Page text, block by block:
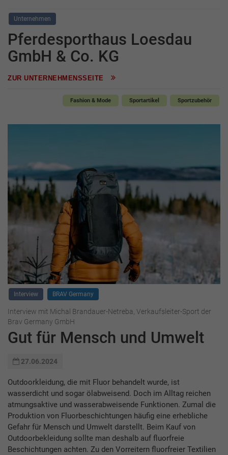
Unternehmen
Pferdesporthaus Loesdau
GmbH & Co. KG
ZUR UNTERNEHMENSSEITE
Fashion & Mode Sportartikel Sportzubehör
Interview BRAV Germany
Interview mit Michal Brandauer-Netreba, Verkaufsleiter-Sport der
Brav Germany GmbH
Gut für Mensch und Umwelt
27.06.2024
Outdoorkleidung, die mit Fluor behandelt wurde, ist
wasserdicht und sogar ölabweisend. Doch im Alltag reichen
atmungsaktive und wasserabweisende Funktionen. Zumal die
Produktion von Fluorbeschichtungen häufig eine erhebliche
Gefahr für Mensch und Umwelt darstellt. Beim Kauf von
Outdoorbekleidung sollte man deshalb auf fluorfreie
Beschichtungen achten. Zu den Vorreitern fluorfreier Textilien